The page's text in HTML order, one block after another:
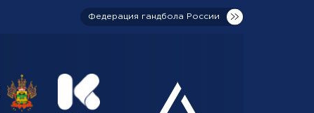
Федерация гандбола России